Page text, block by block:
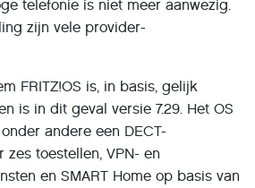
telefonie is niet meer aanwezig.
zijn vele provider-
FRITZ!OS is, in basis, gelijk
is in dit geval versie 7.29. Het OS
andere een DECT-
toestellen, VPN- en
en SMART Home op basis van